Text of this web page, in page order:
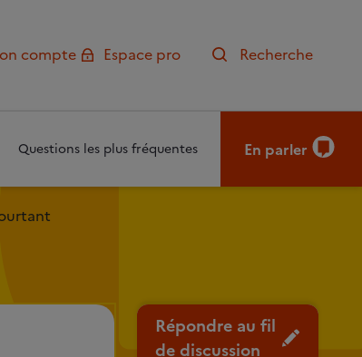
compte
Espace pro Recherche
Questions les plus fréquentes En parler
Répondre au fil
de discussion